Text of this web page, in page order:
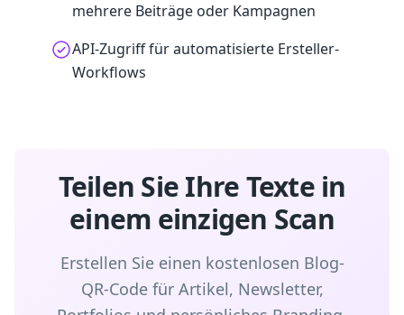
mehrere Beiträge oder Kampagnen
API-Zugriff für automatisierte Ersteller-
Workflows
Teilen Sie Ihre Texte in
einem einzigen Scan
Erstellen Sie einen kostenlosen Blog-
QR-Code für Artikel, Newsletter,